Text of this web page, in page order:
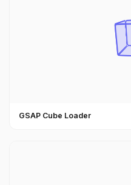
GSAP Cube Loader